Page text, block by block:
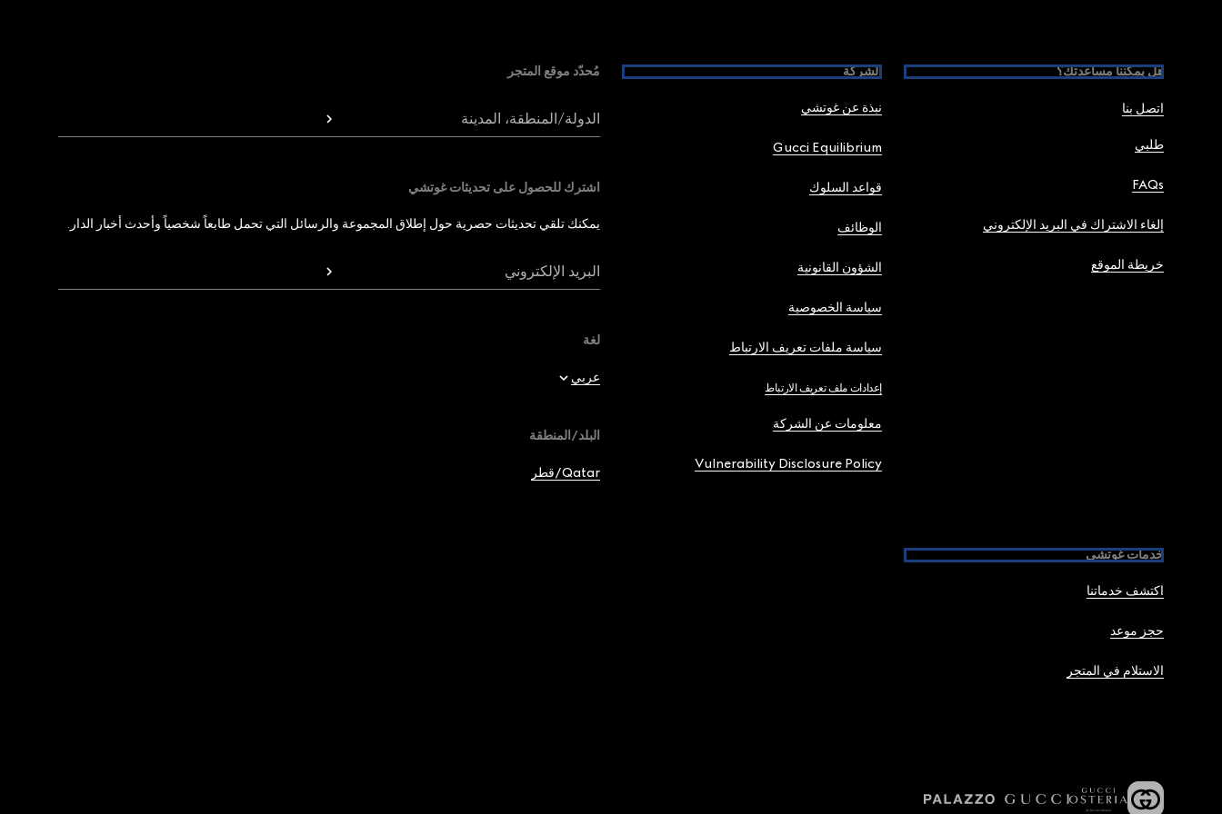
هل يمكننا مساعدتك؟
اتصل بنا
طلبي
FAQs
إلغاء الاشتراك في البريد الإلكتروني
خريطة الموقع
الشركة
نبذة عن غوتشي
Gucci Equilibrium
قواعد السلوك
الوظائف
الشؤون القانونية
سياسة الخصوصية
سياسة ملفات تعريف الارتباط
إعدادات ملف تعريف الارتباط
معلومات عن الشركة
Vulnerability Disclosure Policy
خدمات غوتشي
اكتشف خدماتنا
حجز موعد
الاستلام في المتجر
مُحدّد موقع المتجر
الدولة/المنطقة، المدينة
اشترك للحصول على تحديثات غوتشي
يمكنك تلقي تحديثات حصرية حول إطلاق المجموعة والرسائل التي تحمل طابعاً شخصياً وأحدث أخبار الدار.
البريد الإلكتروني
لغة
عربي
عربي
البلد/المنطقة
Qatar/قطر